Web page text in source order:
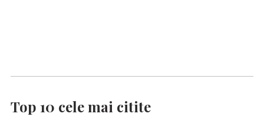
Top 10 cele mai citite